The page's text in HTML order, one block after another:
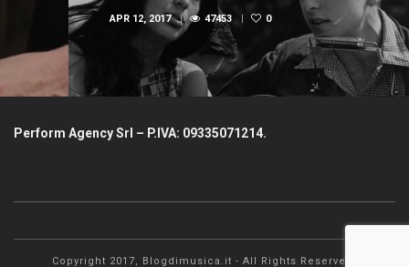
APR 12, 2017 47453 0
Perform Agency Srl – P.IVA: 09335071214.
Copyright 2017, Blogdimusica.it - All Rights Reserved.